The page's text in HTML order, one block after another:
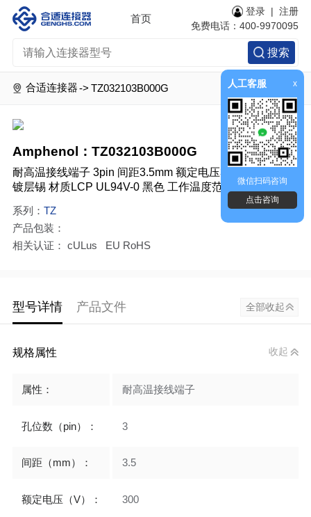
人工客服 x
微信扫码咨询
点击咨询
首页
搜索
登录 |注册
免费电话：400-9970095
合适连接器 -> TZ032103B000G
Amphenol：TZ032103B000G
耐高温接线端子 3pin 间距3.5mm 额定电压300V 电流10A
镀层锡 材质LCP UL94V-0 黑色 工作温度范围-45℃-130℃
系列： TZ
产品包装：
相关认证： cULus EU RoHS
型号详情 产品文件 全部收起
规格属性 收起
属性： 耐高温接线端子
孔位数（pin）： 3
间距（mm）： 3.5
额定电压（V）： 300